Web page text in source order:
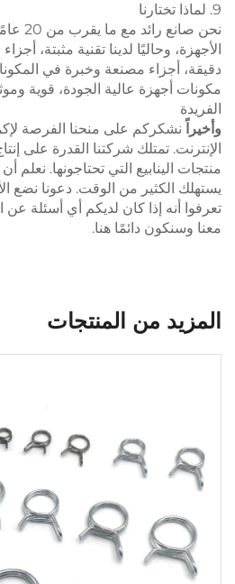
9. لماذا تختارنا
نحن
الأجهزة، وحاليًا لدينا تقنية مثبتة،
دقيقة، أجزاء مصنعة وخبرة في
مكونات أجهزة عالية الجودة، قوية
الفريدة
وأخيراً نشكركم على منحنا الفرصة
الإنترنت. تمتلك شركتنا القدرة على
منتجات الينابيع التي تحتاجونها. نعلم
يستهلك الكثير من الوقت. دعونا نضع
تعرفوا أنه إذا كان لديكم أي أسئلة
معنا وسنكون دائمًا هنا.
المزيد من المنتجات